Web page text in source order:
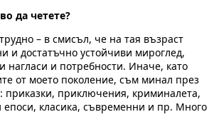
да четете?
– в смисъл, че на тая възраст
и достатъчно устойчиви мироглед,
нагласи и потребности. Иначе, като
от моето поколение, съм минал през
приказки, приключения, криминалета,
епоси, класика, съвременни и пр. Много